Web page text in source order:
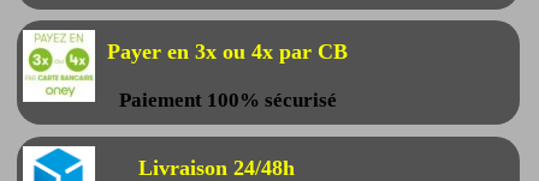
Payer en 3x ou 4x par CB
Paiement 100% sécurisé
Livraison 24/48h